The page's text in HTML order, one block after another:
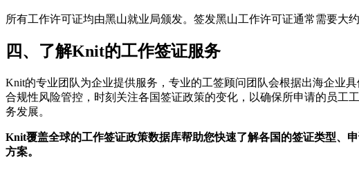
所有工作许可证均由黑山就业局颁发。签发黑山工作许可证通常需要大
四、了解Knit的工作签证服务
Knit的专业团队为企业提供服务，专业的工签顾问团队会根据出海企业
合规性风险管控，时刻关注各国签证政策的变化，以确保所申请的员工
务发展。
Knit覆盖全球的工作签证政策数据库帮助您快速了解各国的签证类型、
方案。